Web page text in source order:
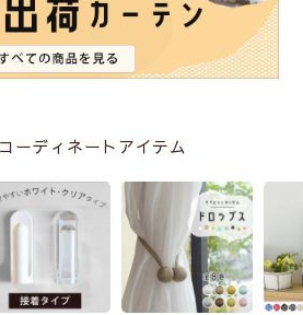
ピー)の商品はこちら
1.5倍ヒダのみ となります。
お選びいただけません）
ンと同じ
高さは「カー
りしますので、ご指定いただ
ーディネートアイテム